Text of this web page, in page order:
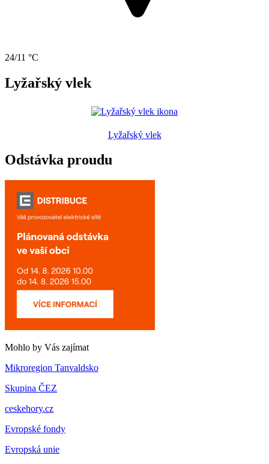
24/11 °C
Lyžařský vlek
Lyžařský vlek
Odstávka proudu
Mohlo by Vás zajímat
Mikroregion Tanvaldsko
Skupina ČEZ
ceskehory.cz
Evropské fondy
Evropská unie